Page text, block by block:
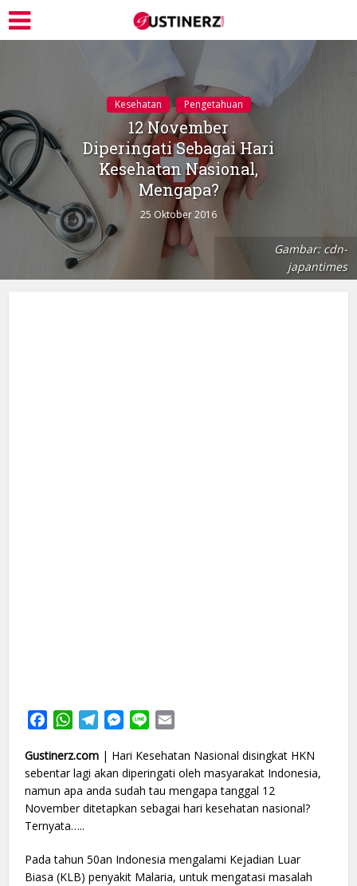
Kesehatan Pengetahuan
12 November
Diperingati Sebagai Hari
Kesehatan Nasional,
Mengapa?
25 Oktober 2016
Gambar: cdn-
japantimes
FacebookWhatsApp
TelegramMessenger
Line
Gustinerz.com | Hari Kesehatan Nasional disingkat HKN
sebentar lagi akan diperingati oleh masyarakat Indonesia,
namun apa anda sudah tau mengapa tanggal 12
November ditetapkan sebagai hari kesehatan nasional?
Ternyata…..
Pada tahun 50an Indonesia mengalami Kejadian Luar
Biasa (KLB) penyakit Malaria, untuk mengatasi masalah